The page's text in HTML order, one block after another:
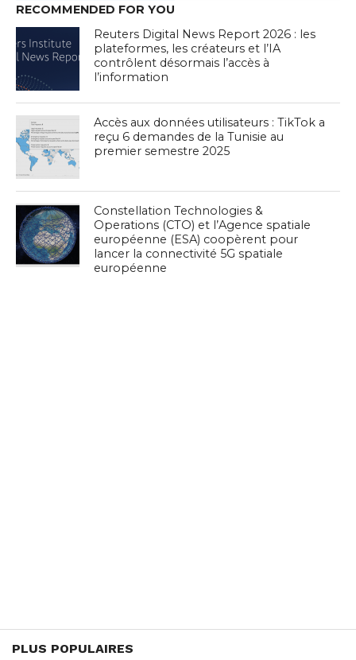
RECOMMENDED FOR YOU
Reuters Digital News Report 2026 : les
plateformes, les créateurs et l’IA
contrôlent désormais l’accès à
l’information
Accès aux données utilisateurs : TikTok a
reçu 6 demandes de la Tunisie au
premier semestre 2025
Constellation Technologies &
Operations (CTO) et l’Agence spatiale
européenne (ESA) coopèrent pour
lancer la connectivité 5G spatiale
européenne
PLUS POPULAIRES